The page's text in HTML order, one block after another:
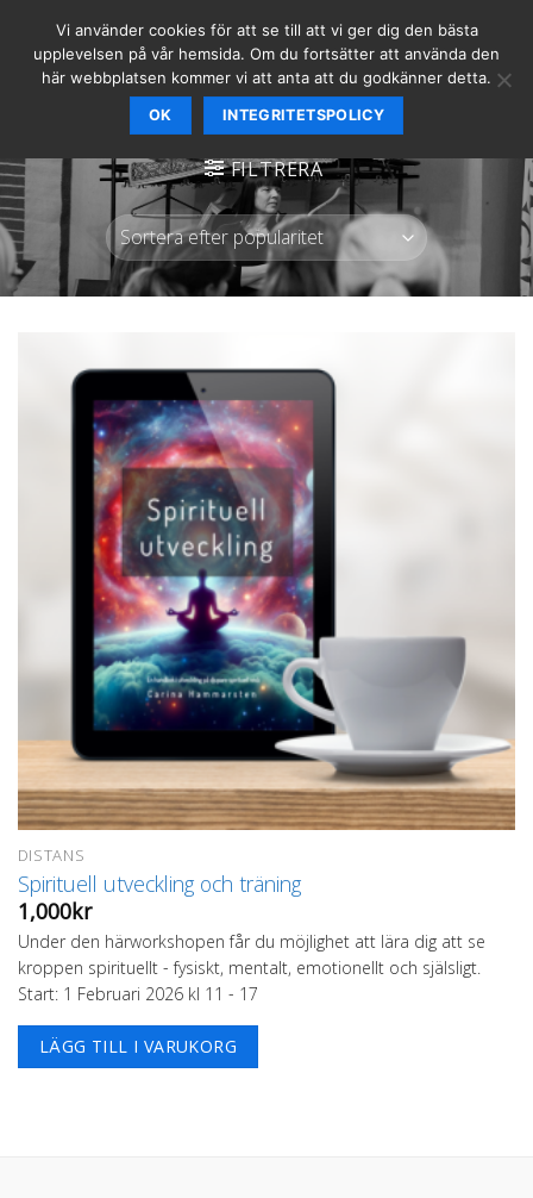
content
PRODUKTER MÄRKTA ”#SPIRITUELL UTVECKLING”
FILTRERA
DISTANS
Spirituell utveckling och träning
1,000kr
Under den härworkshopen får du möjlighet att lära dig att se
kroppen spirituellt - fysiskt, mentalt, emotionellt och själsligt.
Start: 1 Februari 2026 kl 11 - 17
LÄGG TILL I VARUKORG
Vi använder cookies för att se till att vi ger dig den bästa
upplevelsen på vår hemsida. Om du fortsätter att använda den
här webbplatsen kommer vi att anta att du godkänner detta.
OK INTEGRITETSPOLICY